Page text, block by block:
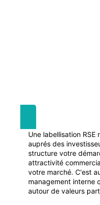
Une labellisation
auprés des
structure votre
attractivité
votre marché. C'est
management interne
autour de valeurs